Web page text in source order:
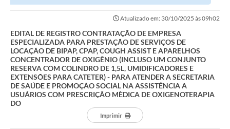
Atualizado em: 30/10/2025 às 09h02
EDITAL DE REGISTRO CONTRATAÇÃO DE EMPRESA
ESPECIALIZADA PARA PRESTAÇÃO DE SERVIÇOS DE
LOCAÇÃO DE BIPAP, CPAP, COUGH ASSIST E APARELHOS
CONCENTRADOR DE OXIGÊNIO (INCLUSO UM CONJUNTO
RESERVA COM COLINDRO DE 1,5L, UMIDIFICADORES E
EXTENSÕES PARA CATETER) - PARA ATENDER A SECRETARIA
DE SAÚDE E PROMOÇÃO SOCIAL NA ASSISTÊNCIA A
USUÁRIOS COM PRESCRIÇÃO MÈDICA DE OXIGENOTERAPIA
DO
Imprimir